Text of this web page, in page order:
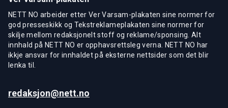
NETT NO arbeider etter Ver Varsam-plakaten sine normer for
god presseskikk og Tekstreklameplakaten sine normer for
skilje mellom redaksjonelt stoff og reklame/sponsing. Alt
innhald på NETT NO er opphavsrettsleg verna. NETT NO har
ikkje ansvar for innhaldet på eksterne nettsider som det blir
lenka til.
redaksjon@nett.no